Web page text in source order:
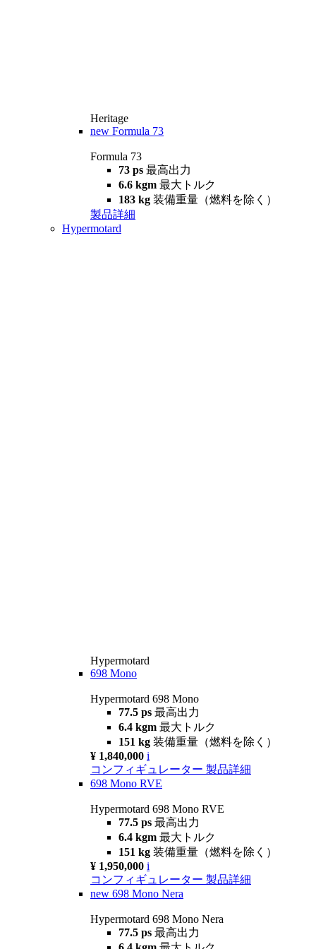
Heritage
new Formula 73
Formula 73
73 ps 最高出力
6.6 kgm 最大トルク
183 kg 装備重量（燃料を除く）
製品詳細
Hypermotard
Hypermotard
698 Mono
Hypermotard 698 Mono
77.5 ps 最高出力
6.4 kgm 最大トルク
151 kg 装備重量（燃料を除く）
¥ 1,840,000 i
コンフィギュレーター 製品詳細
698 Mono RVE
Hypermotard 698 Mono RVE
77.5 ps 最高出力
6.4 kgm 最大トルク
151 kg 装備重量（燃料を除く）
¥ 1,950,000 i
コンフィギュレーター 製品詳細
new 698 Mono Nera
Hypermotard 698 Mono Nera
77.5 ps 最高出力